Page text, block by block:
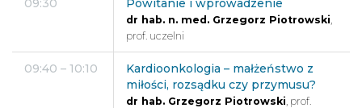
09:30 Powitanie i wprowadzenie
dr hab. n. med. Grzegorz Piotrowski
prof. uczelni
09:40 – 10:10
Kardioonkologia – małżeństwo z
miłości, rozsądku czy przymusu?
dr hab. Grzegorz Piotrowski , prof.